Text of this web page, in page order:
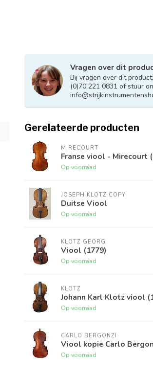
Vragen over dit
Bij vragen over dit
(0)70 221 0831 of stuur
Gerelateerde producten
MIRECOURT
Franse viool - Mirecourt
Op voorraad
JOSEPH KLOTZ COPY
Duitse Viool
Op voorraad
KLOTZ GEORG
Viool (1779)
Op voorraad
KLOTZ
Johann Karl Klotz viool
Op voorraad
CARLO BERGONZI
Viool kopie Carlo
Op voorraad